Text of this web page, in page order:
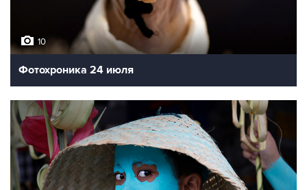
10
Фотохроника 24 июля